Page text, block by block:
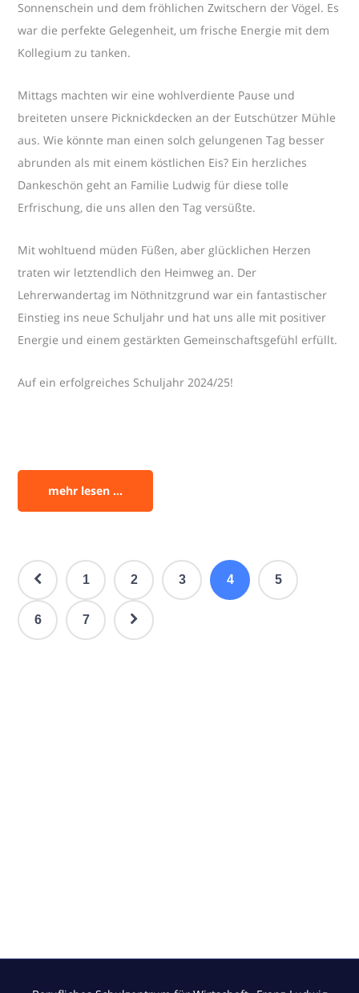
Sonnenschein und dem fröhlichen Zwitschern der Vögel. Es
war die perfekte Gelegenheit, um frische Energie mit dem
Kollegium zu tanken.
Mittags machten wir eine wohlverdiente Pause und
breiteten unsere Picknickdecken an der Eutschützer Mühle
aus. Wie könnte man einen solch gelungenen Tag besser
abrunden als mit einem köstlichen Eis? Ein herzliches
Dankeschön geht an Familie Ludwig für diese tolle
Erfrischung, die uns allen den Tag versüßte.
Mit wohltuend müden Füßen, aber glücklichen Herzen
traten wir letztendlich den Heimweg an. Der
Lehrerwandertag im Nöthnitzgrund war ein fantastischer
Einstieg ins neue Schuljahr und hat uns alle mit positiver
Energie und einem gestärkten Gemeinschaftsgefühl erfüllt.
Auf ein erfolgreiches Schuljahr 2024/25!
mehr lesen ...
1 2 3 4 5
6 7